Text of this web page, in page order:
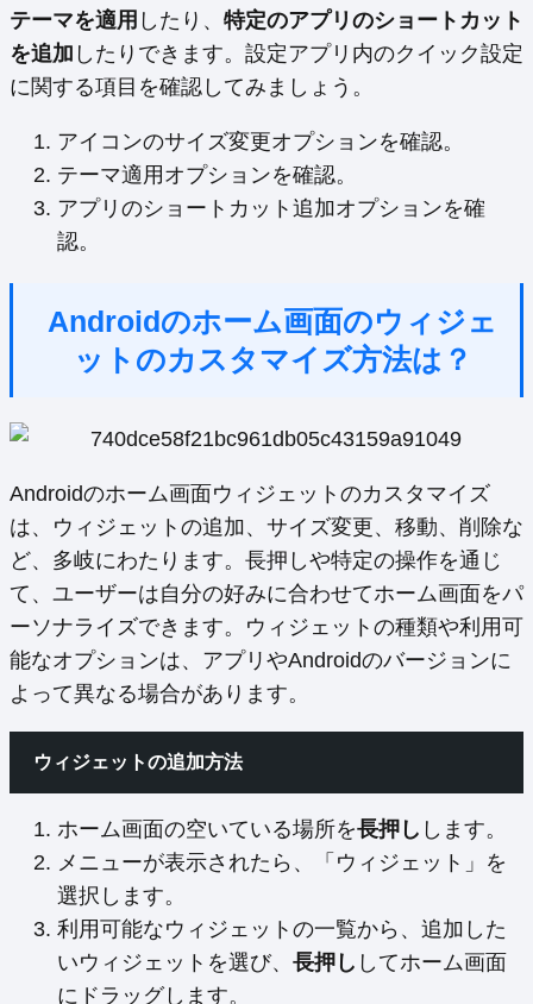
テーマを適用 したり、 特定のアプリのショートカット
を追加 したりできます。設定アプリ内のクイック設定
に関する項目を確認してみましょう。
アイコンのサイズ変更オプションを確認。
テーマ適用オプションを確認。
アプリのショートカット追加オプションを確
認。
Androidのホーム画面のウィジェ
ットのカスタマイズ方法は？
Androidのホーム画面ウィジェットのカスタマイズ
は、ウィジェットの追加、サイズ変更、移動、削除な
ど、多岐にわたります。長押しや特定の操作を通じ
て、ユーザーは自分の好みに合わせてホーム画面をパ
ーソナライズできます。ウィジェットの種類や利用可
能なオプションは、アプリやAndroidのバージョンに
よって異なる場合があります。
ウィジェットの追加方法
ホーム画面の空いている場所を長押し します。
メニューが表示されたら、「ウィジェット」を
選択します。
利用可能なウィジェットの一覧から、追加した
いウィジェットを選び、 長押し してホーム画面
にドラッグします。